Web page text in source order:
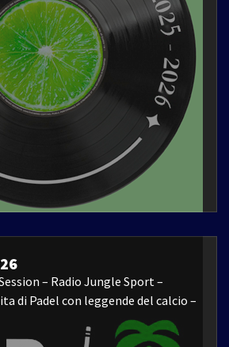
– Radio Jungle Sport –
di Padel con leggende del calcio –